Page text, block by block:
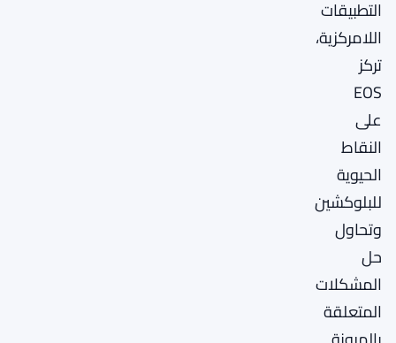
التطبيقات
اللامركزية،
تركز
EOS
على
النقاط
الحيوية
للبلوكشين
وتحاول
حل
المشكلات
المتعلقة